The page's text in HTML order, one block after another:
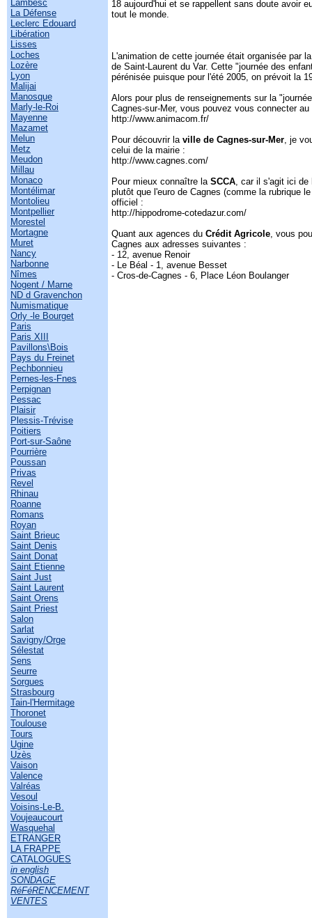
Lambesc
La Défense
Leclerc Edouard
Libération
Lisses
Loches
Lozère
Lyon
Malijai
Manosque
Marly-le-Roi
Mayenne
Mazamet
Melun
Metz
Meudon
Millau
Monaco
Montélimar
Montolieu
Montpellier
Morestel
Mortagne
Muret
Nancy
Narbonne
Nîmes
Nogent / Marne
ND d Gravenchon
Numismatique
Orly -le Bourget
Paris
Paris XIII
Pavillons\Bois
Pays du Freinet
Pechbonnieu
Pernes-les-Fnes
Perpignan
Pessac
Plaisir
Plessis-Trévise
Poitiers
Port-sur-Saône
Pourrière
Poussan
Privas
Revel
Rhinau
Roanne
Romans
Royan
Saint Brieuc
Saint Denis
Saint Donat
Saint Etienne
Saint Just
Saint Laurent
Saint Orens
Saint Priest
Salon
Sarlat
Savigny/Orge
Sélestat
Sens
Seurre
Sorgues
Strasbourg
Tain-l'Hermitage
Thoronet
Toulouse
Tours
Ugine
Uzès
Vaison
Valence
Valréas
Vesoul
Voisins-Le-B.
Voujeaucourt
Wasquehal
ETRANGER
LA FRAPPE
CATALOGUES
in english
SONDAGE
RéFéRENCEMENT
VENTES
18 aujourd'hui et se rappellent sans doute avoir
tout le monde.
L'animation de cette journée était organisée par
de Saint-Laurent du Var. Cette "journée des
pérénisée puisque pour l'été 2005, on prévoit la
Alors pour plus de renseignements sur la
Cagnes-sur-Mer, vous pouvez vous connecter au
http://www.animacom.fr/
Pour découvrir la ville de Cagnes-sur-Mer, je
celui de la mairie :
http://www.cagnes.com/
Pour mieux connaître la SCCA, car il s'agit ici de
plutôt que l'euro de Cagnes (comme la rubrique
officiel :
http://hippodrome-cotedazur.com/
Quant aux agences du Crédit Agricole, vous
Cagnes aux adresses suivantes :
- 12, avenue Renoir
- Le Béal - 1, avenue Besset
- Cros-de-Cagnes - 6, Place Léon Boulanger